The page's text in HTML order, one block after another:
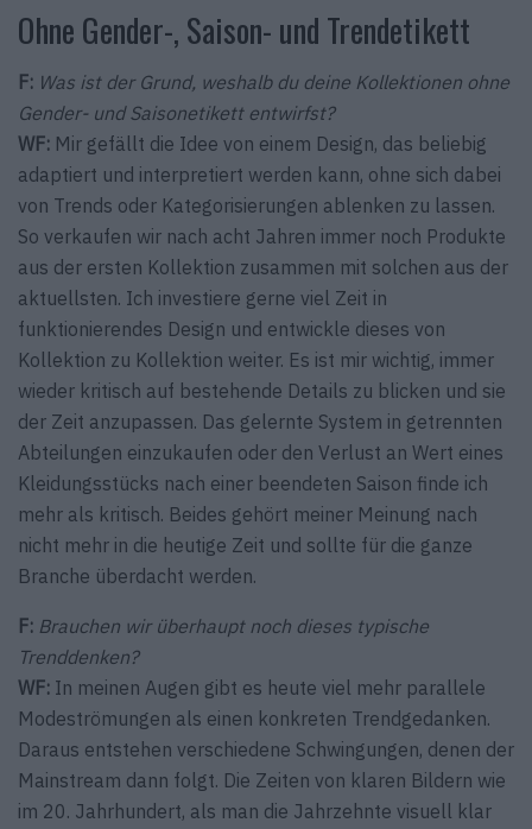
Ohne Gender-, Saison- und Trendetikett
F: Was ist der Grund, weshalb du deine Kollektionen ohne
Gender- und Saisonetikett entwirfst?
WF: Mir gefällt die Idee von einem Design, das beliebig
adaptiert und interpretiert werden kann, ohne sich dabei
von Trends oder Kategorisierungen ablenken zu lassen.
So verkaufen wir nach acht Jahren immer noch Produkte
aus der ersten Kollektion zusammen mit solchen aus der
aktuellsten. Ich investiere gerne viel Zeit in
funktionierendes Design und entwickle dieses von
Kollektion zu Kollektion weiter. Es ist mir wichtig, immer
wieder kritisch auf bestehende Details zu blicken und sie
der Zeit anzupassen. Das gelernte System in getrennten
Abteilungen einzukaufen oder den Verlust an Wert eines
Kleidungsstücks nach einer beendeten Saison finde ich
mehr als kritisch. Beides gehört meiner Meinung nach
nicht mehr in die heutige Zeit und sollte für die ganze
Branche überdacht werden.
F: Brauchen wir überhaupt noch dieses typische
Trenddenken?
WF: In meinen Augen gibt es heute viel mehr parallele
Modeströmungen als einen konkreten Trendgedanken.
Daraus entstehen verschiedene Schwingungen, denen der
Mainstream dann folgt. Die Zeiten von klaren ­Bildern wie
im 20. Jahrhundert, als man die Jahrzehnte visuell klar